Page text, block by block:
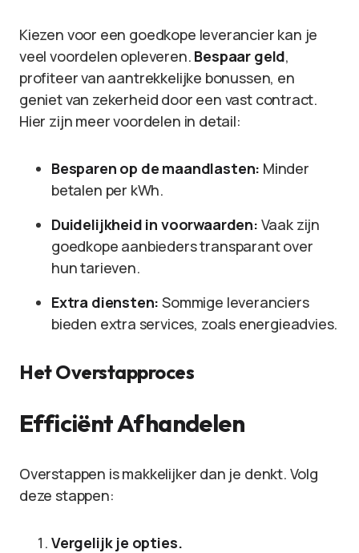
Kiezen voor een goedkope leverancier kan je
veel voordelen opleveren. Bespaar geld,
profiteer van aantrekkelijke bonussen, en
geniet van zekerheid door een vast contract.
Hier zijn meer voordelen in detail:
Besparen op de maandlasten: Minder
betalen per kWh.
Duidelijkheid in voorwaarden: Vaak zijn
goedkope aanbieders transparant over
hun tarieven.
Extra diensten: Sommige leveranciers
bieden extra services, zoals energieadvies.
Het Overstapproces
Efficiënt Afhandelen
Overstappen is makkelijker dan je denkt. Volg
deze stappen:
Vergelijk je opties.